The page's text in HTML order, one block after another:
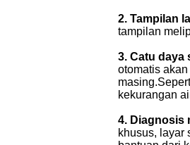
2. Tampilan
tampilan
3. Catu daya
otomatis
kekurangan
4. Diagnosis
khusus, layar